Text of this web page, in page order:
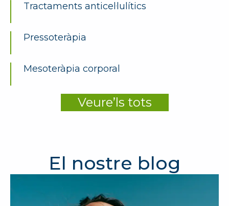
Tractaments anticel·lulítics
Pressoteràpia
Mesoteràpia corporal
Veure’ls tots
El nostre blog